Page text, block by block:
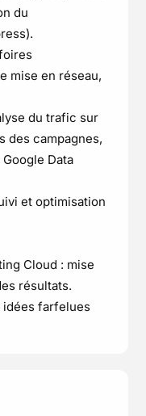
du
mise en réseau,
du trafic sur
des campagnes,
Data
et optimisation
Cloud : mise
résultats.
farfelues